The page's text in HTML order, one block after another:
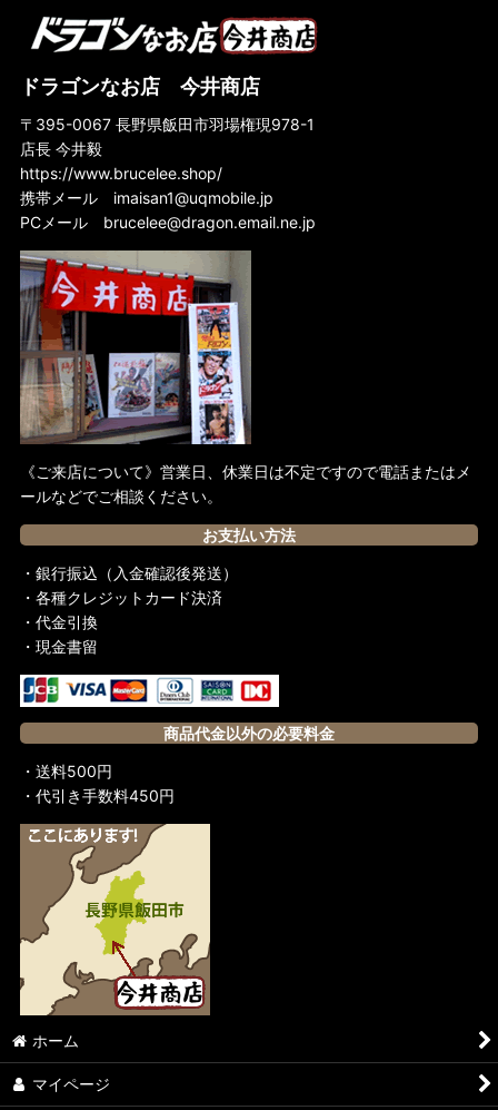
ドラゴンなお店 今井商店
〒395-0067 長野県飯田市羽場権現978-1
店長 今井毅
https://www.brucelee.shop/
携帯メール imaisan1@uqmobile.jp
PCメール brucelee@dragon.email.ne.jp
《ご来店について》営業日、休業日は不定ですので電話またはメ
ールなどでご相談ください。
お支払い方法
・銀行振込（入金確認後発送）
・各種クレジットカード決済
・代金引換
・現金書留
商品代金以外の必要料金
・送料500円
・代引き手数料450円
ホーム
マイページ